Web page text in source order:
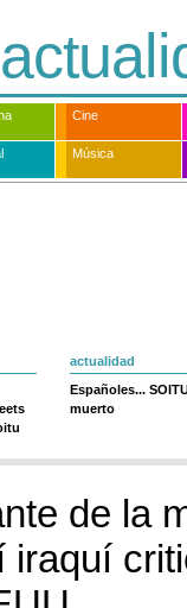
Cine
Música
actualidad
Españoles...
muerto
de la
iraquí